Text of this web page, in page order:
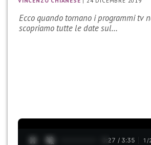
Ecco quando tornano i programmi tv
scopriamo tutte le date sul…
0:28 / 3:35 1 /